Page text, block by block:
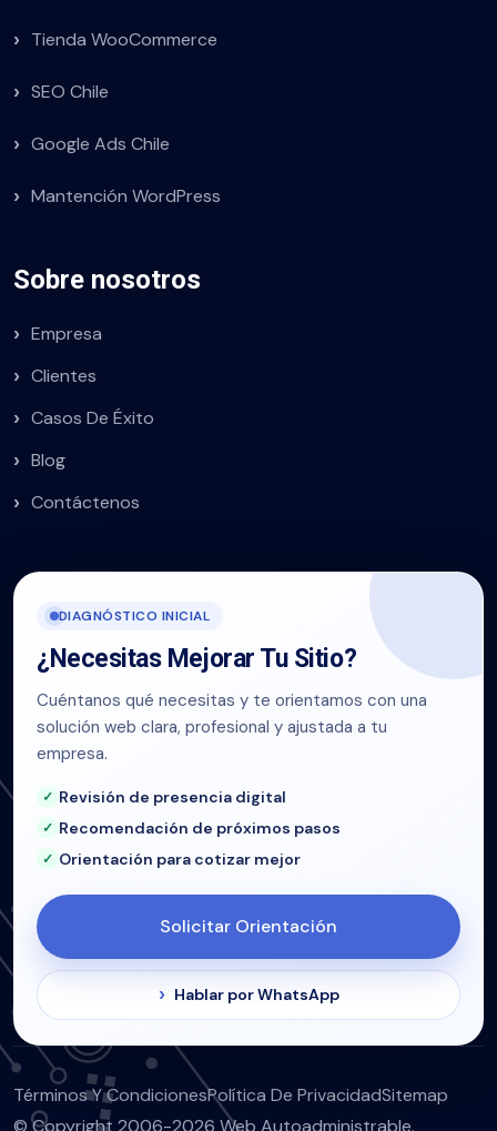
Tienda WooCommerce
SEO Chile
Google Ads Chile
Mantención WordPress
Sobre nosotros
Empresa
Clientes
Casos De Éxito
Blog
Contáctenos
DIAGNÓSTICO INICIAL
¿Necesitas Mejorar Tu Sitio?
Cuéntanos qué necesitas y te orientamos con una
solución web clara, profesional y ajustada a tu
empresa.
Revisión de presencia digital
Recomendación de próximos pasos
Orientación para cotizar mejor
Solicitar Orientación
Hablar por WhatsApp
© Copyright 2006-2026 Web Autoadministrable.
Términos Y CondicionesPolítica De PrivacidadSitemap